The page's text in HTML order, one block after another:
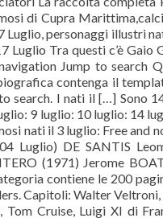
di Cupra
Luglio, personaggi illustri
Tra questi c’è Gaio
Jump to search
contenga il
search. I nati il […] Sono
9 luglio: 10 luglio: 14
nati il 3 luglio: Free and
Luglio) DE SANTIS
(1971) Jerome
contiene le 200
Capitoli: Walter
Cruise, Luigi XI di